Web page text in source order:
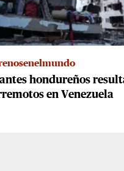
hondureños
en Venezuela